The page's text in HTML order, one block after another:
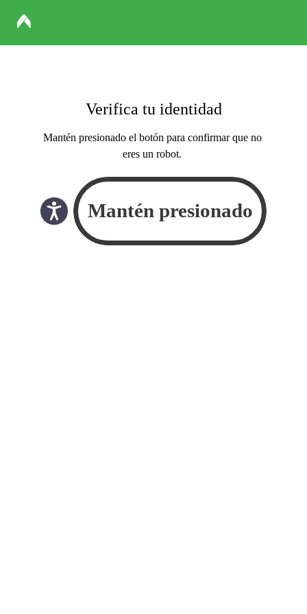
Verifica tu identidad
Mantén presionado el botón para confirmar que no
eres un robot.